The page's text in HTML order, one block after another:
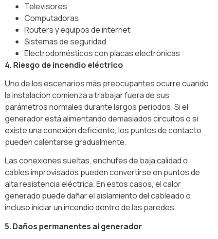
Televisores
Computadoras
Routers y equipos de internet
Sistemas de seguridad
Electrodomésticos con placas electrónicas
4. Riesgo de incendio eléctrico
Uno de los escenarios más preocupantes ocurre cuando
la instalación comienza a trabajar fuera de sus
parámetros normales durante largos periodos. Si el
generador está alimentando demasiados circuitos o si
existe una conexión deficiente, los puntos de contacto
pueden calentarse gradualmente.
Las conexiones sueltas, enchufes de baja calidad o
cables improvisados pueden convertirse en puntos de
alta resistencia eléctrica. En estos casos, el calor
generado puede dañar el aislamiento del cableado o
incluso iniciar un incendio dentro de las paredes.
5. Daños permanentes al generador